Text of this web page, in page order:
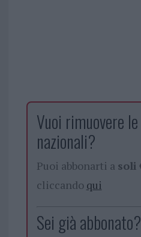
Vuoi rimuovere
nazionali?
Puoi abbonarti a soli
cliccando qui
Sei già abbonato?